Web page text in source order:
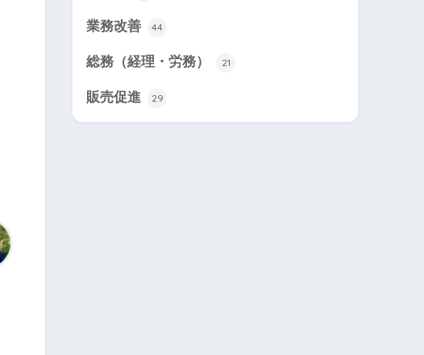
業務改善 44
総務（経理・労務） 21
販売促進 29